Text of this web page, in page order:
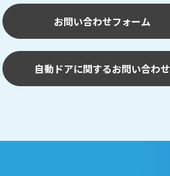
お問い合わせフォーム
自動ドアに関するお問い合わせ